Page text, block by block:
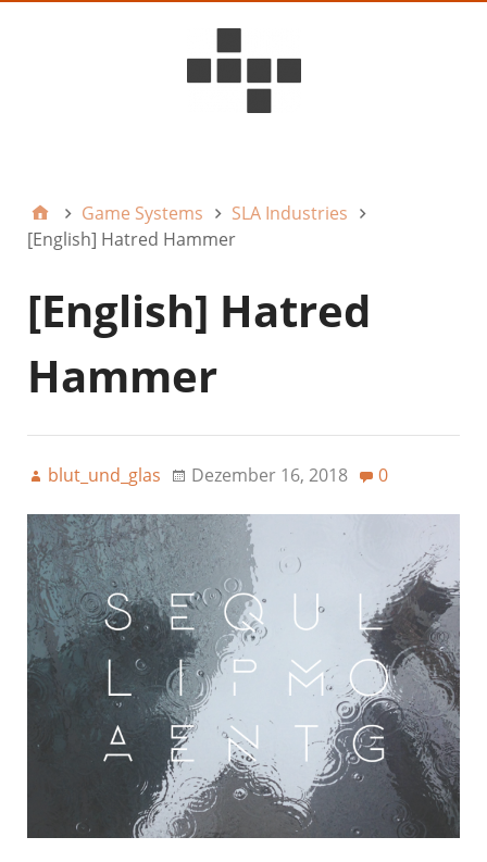
Game Systems
SLA Industries
[English] Hatred Hammer
[English] Hatred
Hammer
blut_und_glas Dezember 16, 2018 0